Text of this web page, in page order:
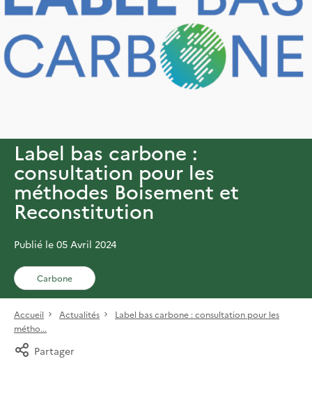
Label bas carbone :
consultation pour les
méthodes Boisement et
Reconstitution
Publié le 05 Avril 2024
Carbone
Accueil Actualités
Label bas carbone : consultation pour les
métho...
Partager